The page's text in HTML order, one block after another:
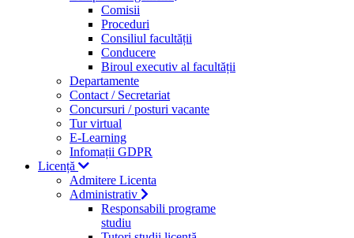
Comisii
Proceduri
Consiliul facultății
Conducere
Biroul executiv al facultății
Departamente
Contact / Secretariat
Concursuri / posturi vacante
Tur virtual
E-Learning
Infomații GDPR
Licență
Admitere Licenta
Administrativ
Responsabili programe
studiu